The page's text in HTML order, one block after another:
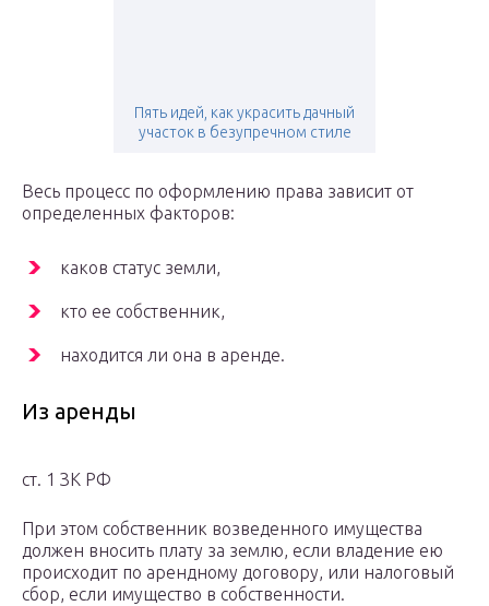
Пять идей, как украсить дачный
участок в безупречном стиле
Весь процесс по оформлению права зависит от
определенных факторов:
каков статус земли,
кто ее собственник,
находится ли она в аренде.
Из аренды
ст. 1 ЗК РФ
При этом собственник возведенного имущества
должен вносить плату за землю, если владение ею
происходит по арендному договору, или налоговый
сбор, если имущество в собственности.